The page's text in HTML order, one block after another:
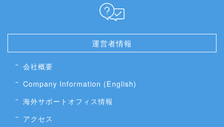
運営者情報
会社概要
Company Information (English)
海外サポートオフィス情報
アクセス